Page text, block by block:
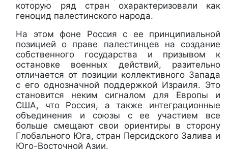
которую ряд стран охарактеризовали как
геноцид палестинского народа.
На этом фоне Россия с ее принципиальной
позицией о праве палестинцев на создание
собственного государства и призывом к
остановке военных действий, разительно
отличается от позиции коллективного Запада
с его однозначной поддержкой Израиля. Это
становится неким сигналом для Европы и
США, что Россия, а также интеграционные
объединения и союзы с ее участием все
больше смещают свои ориентиры в сторону
Глобального Юга, стран Персидского Залива и
Юго-Восточной Азии.